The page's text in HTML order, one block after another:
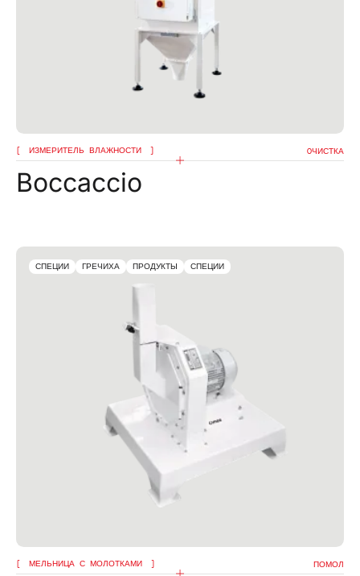
ИЗМЕРИТЕЛЬ ВЛАЖНОСТИ OЧИСТКА
Boccaccio
СПЕЦИИ ГРЕЧИХА ПРОДУКТЫ СПЕЦИИ
МЕЛЬНИЦА С МОЛОТКАМИ ПОМОЛ